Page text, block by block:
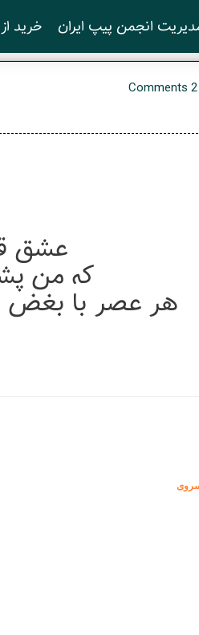
انجمن پیپ ایران خرید
2 Comments
عشق
که من
هر عصر با بغض